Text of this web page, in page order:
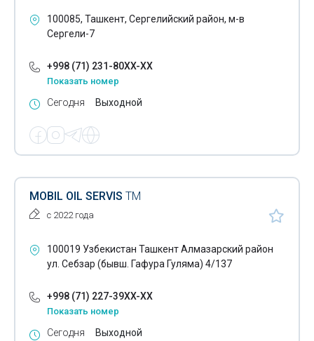
100085, Ташкент, Сергелийский район, м-в
Сергели-7
+998 (71) 231-80XX-XX
Показать номер
Сегодня Выходной
MOBIL OIL SERVIS ТМ
с 2022 года
100019 Узбекистан Ташкент Алмазарский район
ул. Себзар (бывш. Гафура Гуляма) 4/137
+998 (71) 227-39XX-XX
Показать номер
Сегодня Выходной